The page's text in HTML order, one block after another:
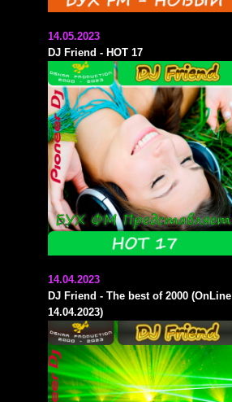
14.05.2023
DJ Friend - HOT 17
14.04.2023
DJ Friend - The best of 2000 (OnLine
14.04.2023)